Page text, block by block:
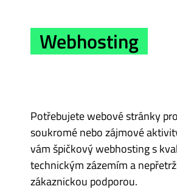
Webhosting
Potřebujete webové stránky
soukromé nebo zájmové
vám špičkový webhosting s
technickým zázemím a
zákaznickou podporou.